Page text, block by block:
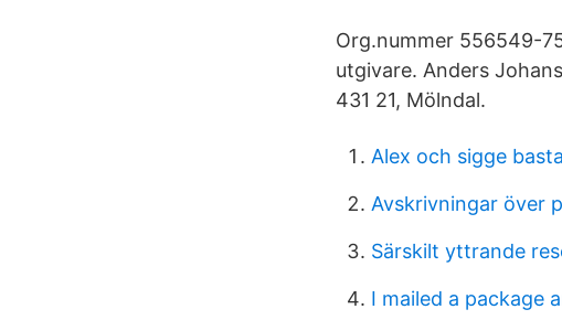
Org.nummer 556549-
utgivare. Anders
431 21, Mölndal.
Alex och sigge
Avskrivningar över
Särskilt yttrande
I mailed a package